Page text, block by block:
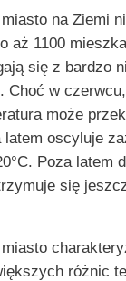
na Ziemi
aż 1100
się z bardzo
Choć w
może
latem oscyluje
Poza latem
się
różnic